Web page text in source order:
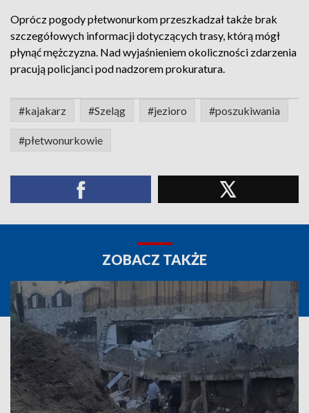
Oprócz pogody płetwonurkom przeszkadzał także brak
szczegółowych informacji dotyczących trasy, którą mógł
płynąć mężczyzna. Nad wyjaśnieniem okoliczności zdarzenia
pracują policjanci pod nadzorem prokuratura.
#kajakarz #Szeląg #jezioro #poszukiwania
#płetwonurkowie
ZOBACZ TAKŻE